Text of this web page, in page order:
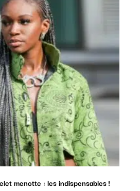
menotte : les indispensables !